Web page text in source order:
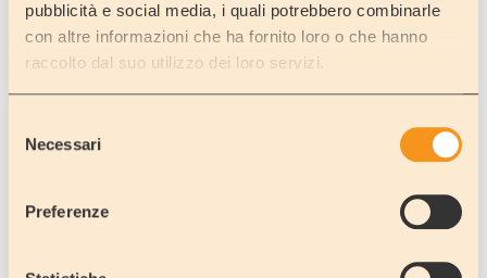
pubblicità e social media, i quali potrebbero combinarle
con altre informazioni che ha fornito loro o che hanno
raccolto dal suo utilizzo dei loro servizi.
delNecessari
Preferenze
Motorhomes, Vans and Caravans.